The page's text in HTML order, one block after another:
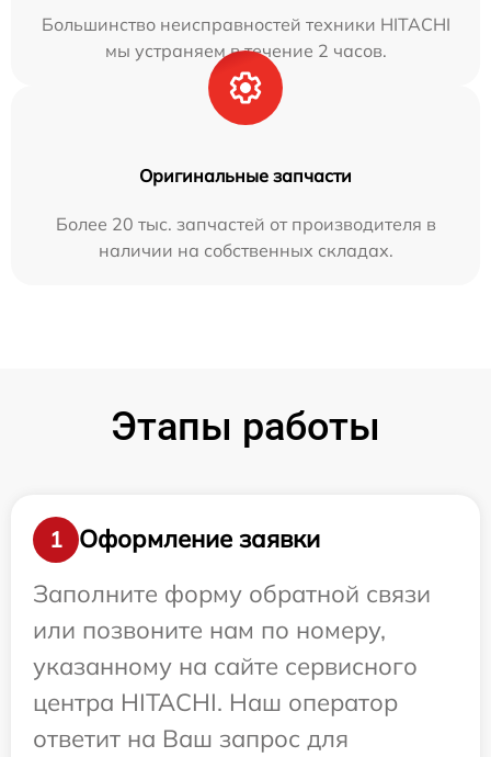
Большинство неисправностей техники HITACHI
мы устраняем в течение 2 часов.
Оригинальные запчасти
Более 20 тыс. запчастей от производителя в
наличии на собственных складах.
Этапы работы
1
Оформление заявки
Заполните форму обратной связи
или позвоните нам по номеру,
указанному на сайте сервисного
центра HITACHI. Наш оператор
ответит на Ваш запрос для